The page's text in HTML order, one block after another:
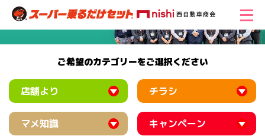
ご希望のカテゴリーをご選択ください
店舗より チラシ
マメ知識 キャンペーン